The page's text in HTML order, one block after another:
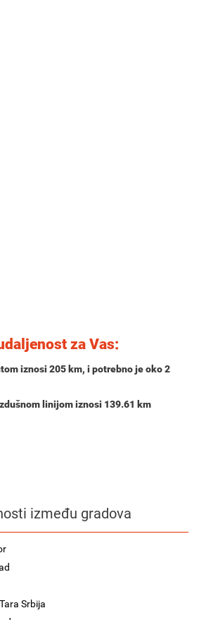
za Vas:
iznosi 205 km, i potrebno je oko2
linijom iznosi 139.61 km
između gradova
Srbija